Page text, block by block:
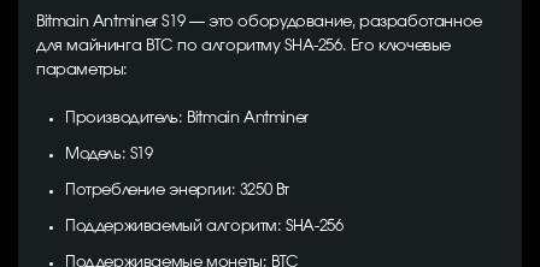
Bitmain Antminer S19 — это оборудование, разработанное
для майнинга BTC по алгоритму SHA-256. Его ключевые
параметры:
Производитель: Bitmain Antminer
Модель: S19
Потребление энергии: 3250 Вт
Поддерживаемый алгоритм: SHA-256
Поддерживаемые монеты: BTC